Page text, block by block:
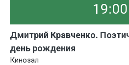
19:00
Дмитрий Кравченко.
день рождения
Кинозал